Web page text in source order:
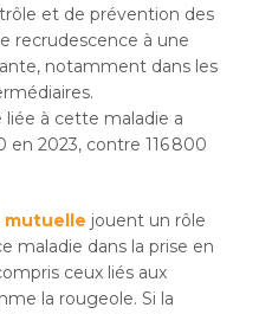
et de prévention des
recrudescence à une
notamment dans les
liée à cette maladie a
en 2023, contre 116 800
mutuelle jouent un rôle
maladie dans la prise en
ceux liés aux
la rougeole. Si la